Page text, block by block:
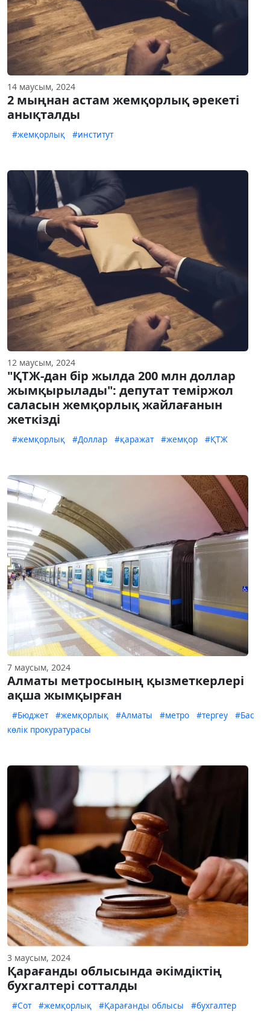
14 маусым, 2024
2 мыңнан астам жемқорлық әрекеті
анықталды
#жемқорлық #институт
12 маусым, 2024
"ҚТЖ-дан бір жылда 200 млн доллар
жымқырылады": депутат теміржол
саласын жемқорлық жайлағанын
жеткізді
#жемқорлық #Доллар #қаражат #жемқор #ҚТЖ
7 маусым, 2024
Алматы метросының қызметкерлері
ақша жымқырған
#Бюджет #жемқорлық #Алматы #метро #тергеу
#Бас
көлік прокуратурасы
3 маусым, 2024
Қарағанды облысында әкімдіктің
бухгалтері сотталды
#Сот #жемқорлық #Қарағанды облысы #бухгалтер